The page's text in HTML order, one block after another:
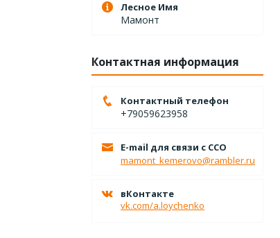
Лесное Имя
Мамонт
Контактная информация
Контактный телефон
+79059623958
E-mail для связи с ССО
mamont_kemerovo@rambler.ru
вКонтакте
vk.com/a.loychenko